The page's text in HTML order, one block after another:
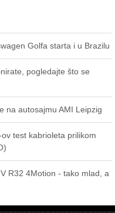
Golfa starta i u Brazilu
pogledajte što se
na autosajmu AMI Leipzig
test kabrioleta prilikom
R32 4Motion - tako mlad, a